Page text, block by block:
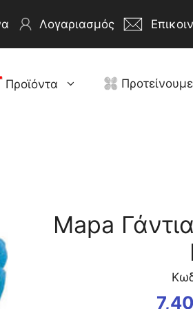
Λογαριασμός
Προϊόντα Προτείνουμε
Mapa
7,40